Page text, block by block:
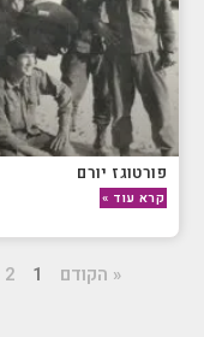
פורטוגז יורם
קרא עוד »
« הקודם 1
2